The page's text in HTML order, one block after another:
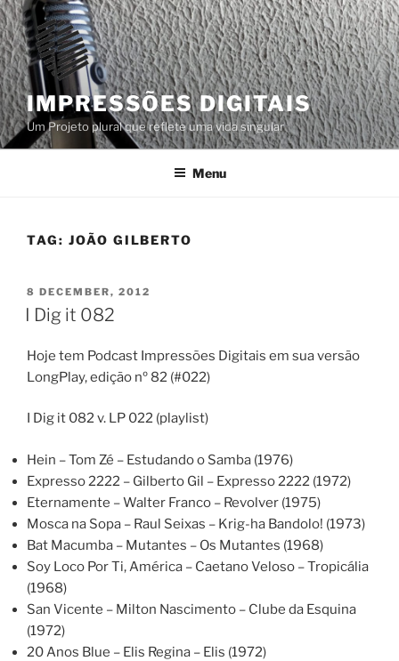
Skip
to
content
IMPRESSÕES DIGITAIS
Um Projeto plural que reflete uma vida singular
Menu
TAG: JOÃO GILBERTO
POSTED
ON
8 DECEMBER, 2012
I Dig it 082
Hoje tem Podcast Impressões Digitais em sua versão
LongPlay, edição nº 82 (#022)
I Dig it 082 v. LP 022 (playlist)
Hein – Tom Zé – Estudando o Samba (1976)
Expresso 2222 – Gilberto Gil – Expresso 2222 (1972)
Eternamente – Walter Franco – Revolver (1975)
Mosca na Sopa – Raul Seixas – Krig-ha Bandolo! (1973)
Bat Macumba – Mutantes – Os Mutantes (1968)
Soy Loco Por Ti, América – Caetano Veloso – Tropicália
(1968)
San Vicente – Milton Nascimento – Clube da Esquina
(1972)
20 Anos Blue – Elis Regina – Elis (1972)